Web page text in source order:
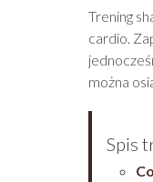
Trening
cardio.
można
Spis